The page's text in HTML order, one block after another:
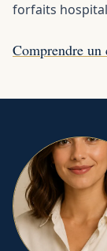
forfaits
Comprendre